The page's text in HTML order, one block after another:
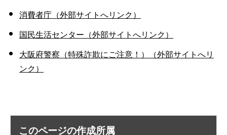
消費者庁（外部サイトへリンク）
国民生活センター（外部サイトへリンク）
大阪府警察（特殊詐欺にご注意！）（外部サイトへリ
ンク）
このページの作成所属